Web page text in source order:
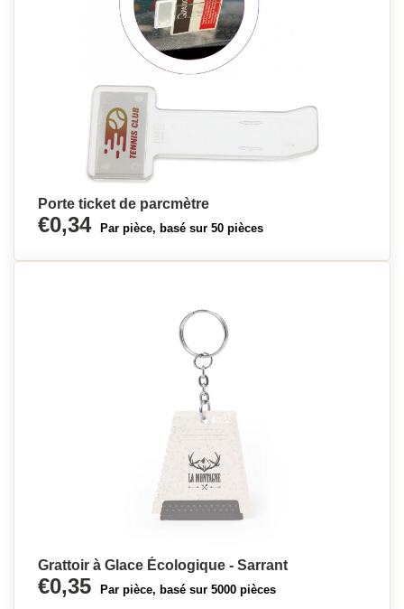
Porte ticket de parcmètre
€0,34 Par pièce, basé sur 50 pièces
Grattoir à Glace Écologique - Sarrant
€0,35 Par pièce, basé sur 5000 pièces